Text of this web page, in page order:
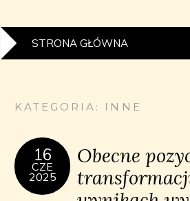
STRONA GŁÓWNA
KATEGORIA: INNE
16
CZE
2025
Obecne